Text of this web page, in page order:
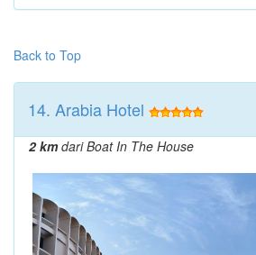
Back to Top
14. Arabia Hotel
2 kmdari Boat In The House